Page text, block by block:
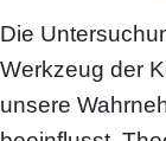
Die
Werkzeug der
unsere